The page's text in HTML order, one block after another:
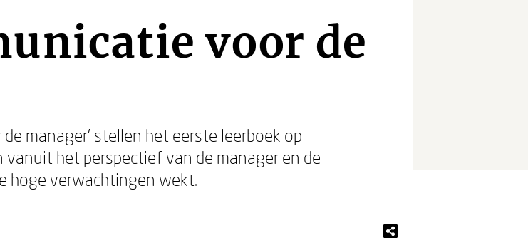
voor de
manager' stellen het eerste leerboek op
het perspectief van de manager en de
hoge verwachtingen wekt.